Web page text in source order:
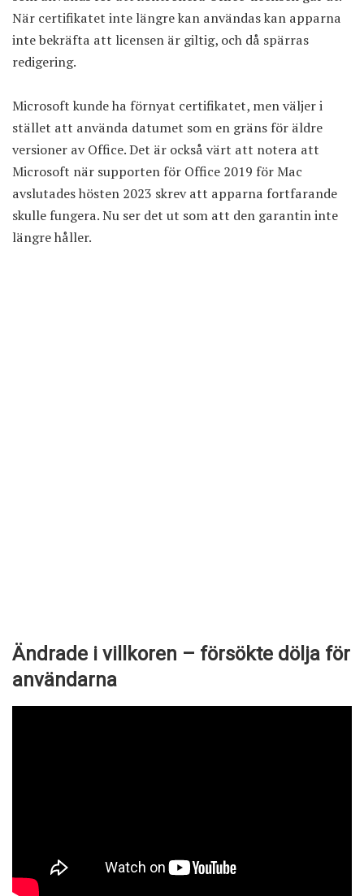
När certifikatet inte längre kan användas kan apparna
inte bekräfta att licensen är giltig, och då spärras
redigering.
Microsoft kunde ha förnyat certifikatet, men väljer i
stället att använda datumet som en gräns för äldre
versioner av Office. Det är också värt att notera att
Microsoft när supporten för Office 2019 för Mac
avslutades hösten 2023 skrev att apparna fortfarande
skulle fungera. Nu ser det ut som att den garantin inte
längre håller.
Ändrade i villkoren – försökte dölja för
användarna